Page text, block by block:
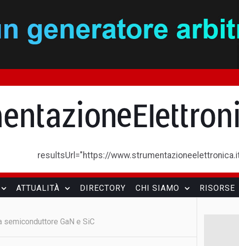
resultsUrl="https://
ATTUALITÀ DIRECTORY CHI SIAMO RISORSE
GaN e SiC